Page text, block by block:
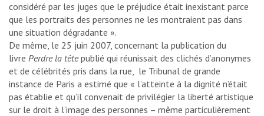
considéré par les juges que le préjudice était inexistant parce
que les portraits des personnes ne les montraient pas dans
une situation dégradante ».
De même, le 25 juin 2007, concernant la publication du
livre Perdre la têtepublié qui réunissait des clichés d’anonymes
et de célébrités pris dans la rue, le Tribunal de grande
instance de Paris a estimé que « l’atteinte à la dignité n’était
pas établie et qu’il convenait de privilégier la liberté artistique
sur le droit à l’image des personnes – même particulièrement